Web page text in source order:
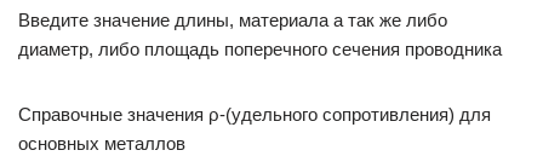
Введите значение длины, материала а так же либо
диаметр, либо площадь поперечного сечения проводника
Справочные значения ρ-(удельного сопротивления) для
основных металлов